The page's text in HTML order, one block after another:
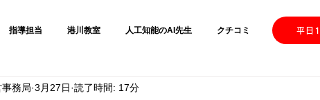
指導担当 港川教室 人工知能のAI先生 クチコミ 【港
平日
務局 3月27日 読了時間: 17分